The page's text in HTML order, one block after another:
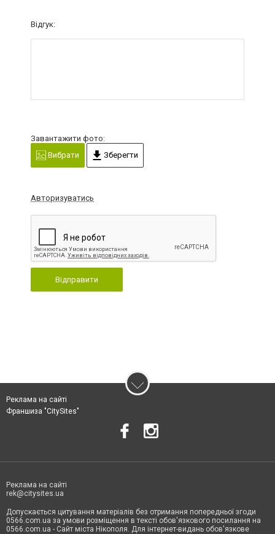
Відгук:
Завантажити фото:
Вибрати
Зберегти
Авторизуватись
Відправити
Реклама на сайті
Франшиза "CitySites"
Реклама на сайті
rek@citysites.ua
Допускається цитування матеріалів без отримання попередньої згоди
0566.com.ua за умови розміщення в тексті обов'язкового посилання на
0566.com.ua - Сайт міста Нікополя. Для інтернет-видань обов'язкове